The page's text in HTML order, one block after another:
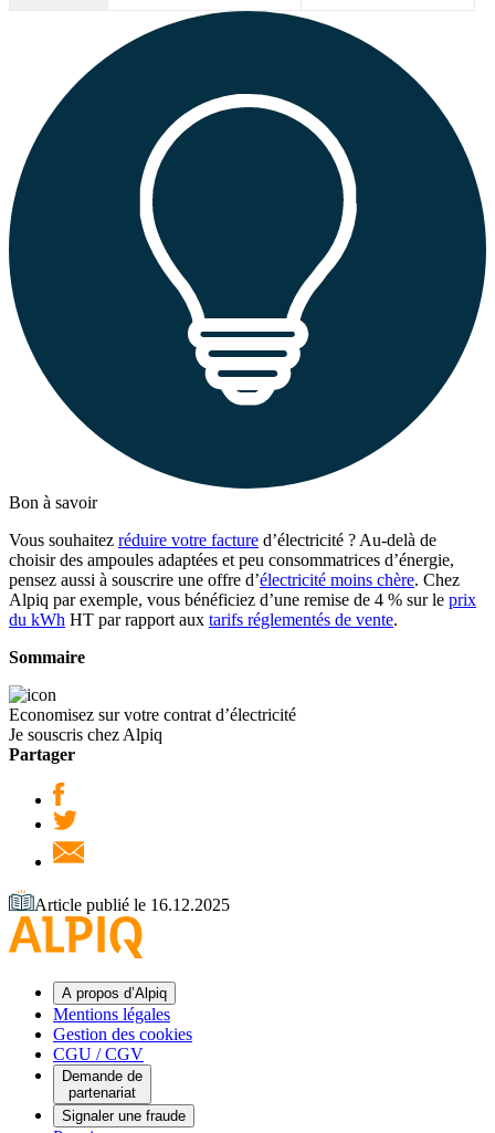
Bon à savoir
Vous souhaitez réduire votre facture d’électricité ? Au-delà de
choisir des ampoules adaptées et peu consommatrices d’énergie,
pensez aussi à souscrire une offre d’électricité moins chère. Chez
Alpiq par exemple, vous bénéficiez d’une remise de 4 % sur le prix
du kWh HT par rapport aux tarifs réglementés de vente.
Sommaire
Economisez sur votre contrat d’électricité
Je souscris chez Alpiq
Partager
Article publié le 16.12.2025
A propos d’Alpiq
Mentions légales
Gestion des cookies
CGU / CGV
Demande de
partenariat
Signaler une fraude